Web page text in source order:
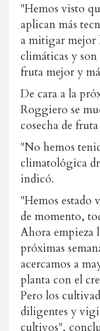
"Hemos visto
aplican más
a mitigar mejor
climáticas y
fruta mejor y
De cara a la
Roggiero se
cosecha de
"No hemos
climatológica
indicó.
"Hemos estado
de momento,
Ahora empieza
próximas
acercamos a
planta con el
Pero los
diligentes y
cultivos",